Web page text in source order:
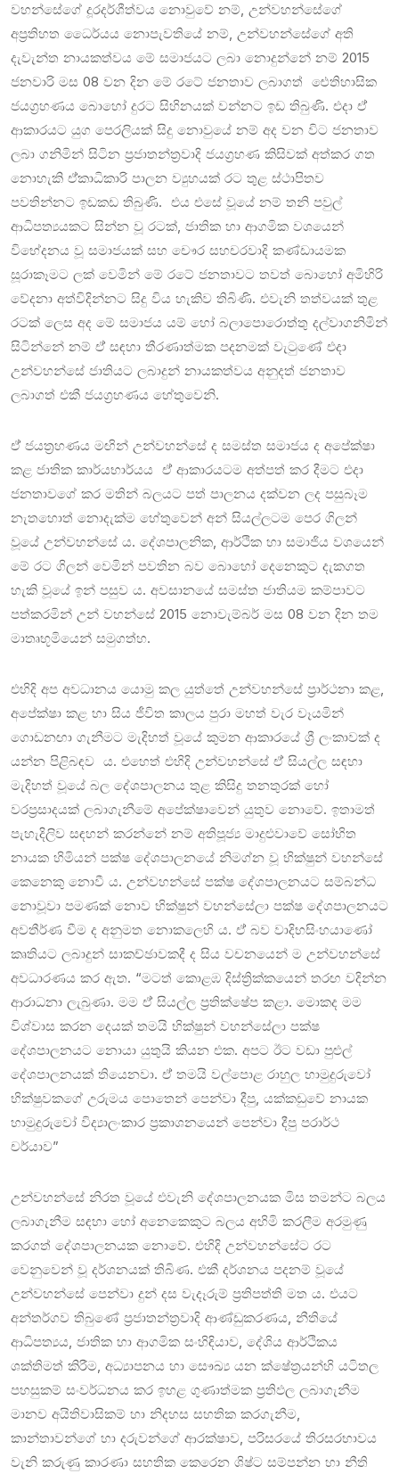
වහන්සේගේ දූරදර්ශීත්වය නොවුවේ නම්, උන්වහන්සේගේ
අප්‍රතිහත ධෛර්යය නොපැවතියේ නම්, උන්වහන්සේගේ අති
දැවැන්ත නායකත්වය මේ සමාජයට ලබා නොදුන්නේ නම් 2015
ජනවාරි මස 08 වන දින මේ රටේ ජනතාව ලබාගත් ‌ ඓතිහාසික
ජයග්‍රහණය බොහෝ දුරට සිහිනයක් වන්නට ඉඩ තිබුණි. එදා ඒ්
ආකාරයට යුග පෙරලියක් සිදු නොවුයේ නම් අද වන විට ජනතාව
ලබා ගනිමින් සිටින ප්‍රජාතන්ත්‍රවාදි ජයග්‍රහණ කිසිවක් අත්කර ගත
නොහැකි ඒ්කාධිකාරි පාලන ව්‍යුහයක් රට තුළ ස්ථාපිතව
පවතින්නට ඉඩකඩ තිබුණි. එය එසේ වූයේ නම් තනි පවුල්
ආධිපත්‍යයකට සින්න වූ රටක්, ජාතික හා ආගමික වශයෙන්
විභේදනය වූ සමාජයක් සහ චෞර සහචරවාදි කණ්ඩායමක
සූරාකෑමට ලක් වෙමින් මේ රටේ ජනතාවට තවත් බොහෝ අමිහිරි
වේදනා අත්විදින්නට සිදු විය හැකිව තිබිණි. එවැනි තත්වයක් තුළ
රටක් ලෙස අද මේ සමාජය යම් හෝ බලාපොරොත්තු දල්වාගනිමින්
සිටින්නේ නම් ඒ් සඳහා තීරණාත්මක පදනමක් වැටුණේ එදා
උන්වහන්සේ ජාතියට ලබාදුන් නායකත්වය අනුදත් ජනතාව
ලබාගත් එකී ජයග්‍රහණය හේතුවෙනි.
ඒ් ජයත්‍රහණය මඟින් උන්වහන්සේ ද සමස්ත සමාජය ද අපේක්ෂා
කළ ජාතික කාර්යභාර්යය ඒ් ආකාරයටම අත්පත් කර දීමට එදා
ජනතාවගේ කර මතින් බලයට පත් පාලනය දක්වන ලද පසුබෑම
නැතහොත් නොදැක්ම හේතුවෙන් අන් සියල්ලටම පෙර ගිලන්
වූයේ උන්වහන්සේ ය. දේශපාලනික, ආර්ථික හා සමාජිය වශයෙන්
මේ රට ගිලන් වෙමින් පවතින බව බොහෝ දෙනෙකුට දැකගත
හැකි වූයේ ඉන් පසුව ය. අවසානයේ සමස්ත ජාතියම කම්පාවට
පත්කරමින් උන් වහන්සේ 2015 නොවැම්බර් මස 08 වන දින තම
මාතෘභූමියෙන් සමුගත්හ.
එහිදි අප අවධානය යොමු කල යුත්තේ උන්වහන්සේ ප්‍රාර්ථනා කළ,
අපේක්ෂා කළ හා සිය ජීවිත කාලය පුරා මහත් වැර වෑයමින්
ගොඩනඟා ගැනීමට මැදිහත් වූයේ කුමන ආකාරයේ ශ්‍රී ලංකාවක් ද
යන්න පිළිබඳව ය. එහෙත් එහිදි උන්වහන්සේ ඒ් සියල්ල සඳහා
මැදිහත් වූයේ බල දේශපාලනය තුළ කිසිදු තනතුරක් හෝ
වරප්‍රසාදයක් ලබාගැනීමේ අපේක්ෂාවෙන් යුතුව නොවේ. ඉතාමත්
පැහැදිලිව සඳහන් කරන්නේ නම් අතිපූජ්‍ය මාදුළුවාවේ සෝභිත
නායක හිමියන් පක්ෂ දේශපාලනයේ නිමග්න වූ භික්ෂුන් වහන්සේ
කෙනෙකු නොවී ය. උන්වහන්සේ පක්ෂ දේශපාලනයට සම්බන්ධ
නොවූවා පමණක් නොව භික්ෂුන් වහන්සේලා පක්ෂ දේශපාලනයට
අවතීර්ණ වීම ද අනුමත නොකලෙහි ය. ඒ් බව වාදිභසිංහයාණෝ
කෘතියට ලබාදුන් සාකච්ඡාවකදී ද සිය වචනයෙන් ම උන්වහන්සේ
අවධාරණය කර ඇත. “මටත් කොළඹ දිස්ත්‍රික්කයෙන් තරඟ වදින්න
ආරාධනා ලැබුණා. මම ඒ් සියල්ල ප්‍රතික්ෂේප කළා. මොකද මම
විශ්වාස කරන දෙයක් තමයි භික්ෂුන් වහන්සේලා පක්ෂ
දේශපාලනයට නොයා යුතුයි කියන එක. අපට ඊට වඩා පුළුල්
දේශපාලනයක් තියෙනවා. ඒ් තමයි වල්පොළ රාහුල හාමුදුරුවෝ
භික්ෂුවකගේ උරුමය පොතෙන් පෙන්වා දීපු, යක්කඩුවේ නායක
හාමුදුරුවෝ විද්‍යාලංකාර ප්‍රකාශනයෙන් පෙන්වා දීපු පරාර්ථ
චර්යාව”
උන්වහන්සේ නිරත වූයේ එවැනි දේශපාලනයක මිස තමන්ට බලය
ලබාගැනීම සඳහා හෝ අනෙකෙකුට බලය අහිමි කරලීම අරමුණු
කරගත් දේශපාලනයක නොවේ. එහිදි උන්වහන්සේට රට
වෙනුවෙන් වූ දර්ශනයක් තිබිණ. එකී දර්ශනය පදනම් වූයේ
උන්වහන්සේ පෙන්වා දුන් දස වැදෑරුම් ප්‍රතිපත්ති මත ය. එයට
අන්තර්ගව තිබුණේ ප්‍රජාතන්ත්‍රවාදි ආණ්ඩුකරණය, නීතියේ
ආධිපත්‍යය, ජාතික හා ආගමික සංහිඳියාව, දේශිය ආර්ථිකය
ශක්තිමත් කිරීම, අධ්‍යාපනය හා සෞඛ්‍ය යන ක්ෂේත්‍රයන්හි යටිතල
පහසුකම් සංවර්ධනය කර ඉහළ ගුණාත්මක ප්‍රතිඵල ලබාගැනීම
මානව අයිතිවාසිකම් හා නිදහස සහතික කරගැනීම,
කාන්තාවන්ගේ හා දරුවන්ගේ ආරක්ෂාව, පරිසරයේ තිරසරභාවය
වැනි කරුණු කාරණා සහතික කෙරෙන ශිෂ්ට සම්පන්න හා නීති